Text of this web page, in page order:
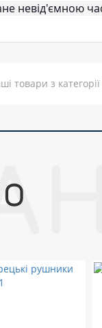
невід'ємною
товари з категорії